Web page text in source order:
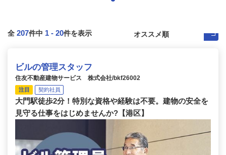
全 207件中 1 - 20件を表示
ビルの管理スタッフ
住友不動産建物サービス 株式会社/bkf26002
注目 契約社員
大門駅徒歩2分！特別な資格や経験は不要。建物の安全を
見守る仕事をはじめませんか?【港区】